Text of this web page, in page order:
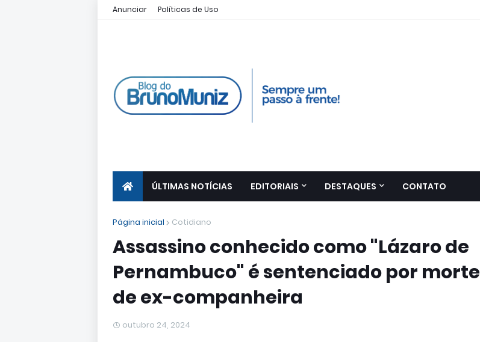
Anunciar Políticas de Uso
ÚLTIMAS NOTÍCIAS EDITORIAIS DESTAQUES CONTATO
Página inicial Cotidiano
Assassino conhecido como "Lázaro de
Pernambuco" é sentenciado por morte
de ex-companheira
outubro 24, 2024